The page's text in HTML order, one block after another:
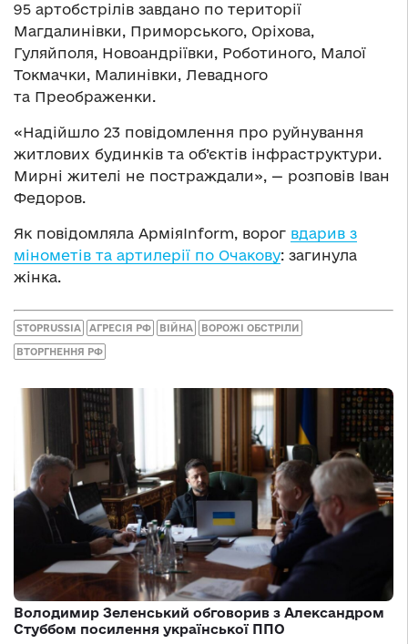
95 артобстрілів завдано по території
Магдалинівки, Приморського, Оріхова,
Гуляйполя, Новоандріївки, Роботиного, Малої
Токмачки, Малинівки, Левадного
та Преображенки.
«Надійшло 23 повідомлення про руйнування
житлових будинків та об’єктів інфраструктури.
Мирні жителі не постраждали», — розповів Іван
Федоров.
Як повідомляла АрміяInform, ворог вдарив з
мінометів та артилерії по Очакову: загинула
жінка.
STOPRUSSIA АГРЕСІЯ РФ ВІЙНА ВОРОЖІ ОБСТРІЛИ
ВТОРГНЕННЯ РФ
Володимир Зеленський обговорив з Александром
Стуббом посилення української ППО